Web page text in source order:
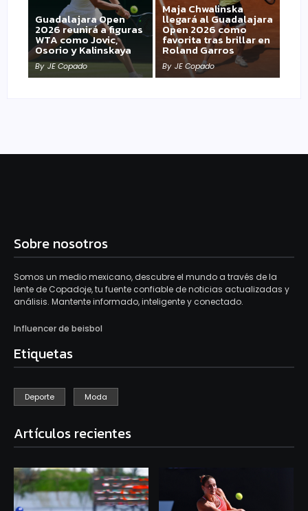
Guadalajara Open
2026 reunirá a figuras
WTA como Jovic,
Osorio y Kalinskaya
By JE Copado
Maja Chwalinska
llegará al Guadalajara
Open 2026 como
favorita tras brillar en
Roland Garros
By JE Copado
Sobre nosotros
Somos un medio mexicano, descubre el mundo a través de la
lente de Copadoje, tu fuente confiable de noticias actualizadas y
análisis. Mantente informado, inteligente y conectado.
Influencer de beisbol
Etiquetas
Deporte Moda
Artículos recientes